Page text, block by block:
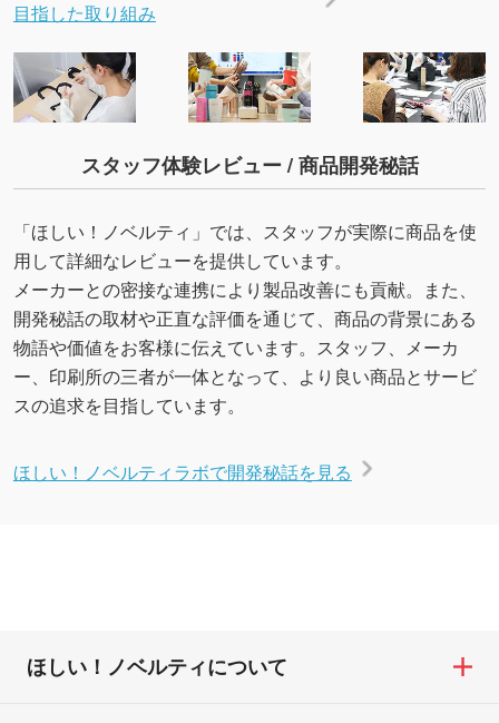
目指した取り組み
スタッフ体験レビュー / 商品開発秘話
「ほしい！ノベルティ」では、スタッフが実際に商品を使
用して詳細なレビューを提供しています。
メーカーとの密接な連携により製品改善にも貢献。また、
開発秘話の取材や正直な評価を通じて、商品の背景にある
物語や価値をお客様に伝えています。スタッフ、メーカ
ー、印刷所の三者が一体となって、より良い商品とサービ
スの追求を目指しています。
ほしい！ノベルティラボで開発秘話を見る
ほしい！ノベルティについて